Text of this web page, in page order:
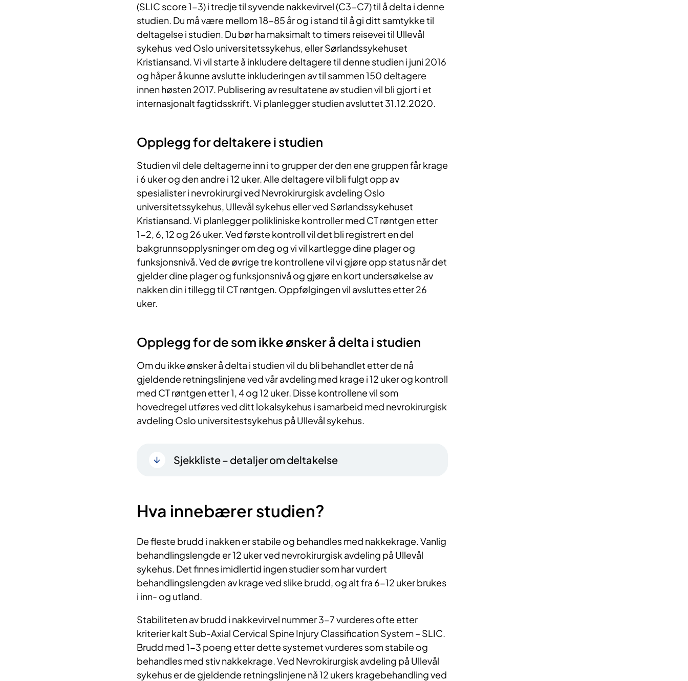
(SLIC score 1-3) i tredje til syvende nakkevirvel (C3-C7) til å delta i denne
studien. Du må være mellom 18-85 år og i stand til å gi ditt samtykke til
deltagelse i studien. Du bør ha maksimalt to timers reisevei til Ullevål
sykehus ved Oslo universitetssykehus, eller Sørlandssykehuset
Kristiansand. Vi vil starte å inkludere deltagere til denne studien i juni 2016
og håper å kunne avslutte inkluderingen av til sammen 150 deltagere
innen høsten 2017. Publisering av resultatene av studien vil bli gjort i et
internasjonalt fagtidsskrift. Vi planlegger studien avsluttet 31.12.2020.
Opplegg for deltakere i studien
Studien vil dele deltagerne inn i to grupper der den ene gruppen får krage
i 6 uker og den andre i 12 uker. Alle deltagere vil bli fulgt opp av
spesialister i nevrokirurgi ved Nevrokirurgisk avdeling Oslo
universitetssykehus, Ullevål sykehus eller ved Sørlandssykehuset
Kristiansand. Vi planlegger polikliniske kontroller med CT røntgen etter
1-2, 6, 12 og 26 uker. Ved første kontroll vil det bli registrert en del
bakgrunnsopplysninger om deg og vi vil kartlegge dine plager og
funksjonsnivå. Ved de øvrige tre kontrollene vil vi gjøre opp status når det
gjelder dine plager og funksjonsnivå og gjøre en kort undersøkelse av
nakken din i tillegg til CT røntgen. Oppfølgingen vil avsluttes etter 26
uker.
Opplegg for de som ikke ønsker å delta i studien
Om du ikke ønsker å delta i studien vil du bli behandlet etter de nå
gjeldende retningslinjene ved vår avdeling med krage i 12 uker og kontroll
med CT røntgen etter 1, 4 og 12 uker. Disse kontrollene vil som
hovedregel utføres ved ditt lokalsykehus i samarbeid med nevrokirurgisk
avdeling Oslo universitestsykehus på Ullevål sykehus.
Sjekkliste – detaljer om deltakelse
Hva innebærer studien?
De fleste brudd i nakken er stabile og behandles med nakkekrage. Vanlig
behandlingslengde er 12 uker ved nevrokirurgisk avdeling på Ullevål
sykehus. Det finnes imidlertid ingen studier som har vurdert
behandlingslengden av krage ved slike brudd, og alt fra 6-12 uker brukes
i inn- og utland.
Stabiliteten av brudd i nakkevirvel nummer 3-7 vurderes ofte etter
kriterier kalt Sub-Axial Cervical Spine Injury Classification System – SLIC.
Brudd med 1-3 poeng etter dette systemet vurderes som stabile og
behandles med stiv nakkekrage. Ved Nevrokirurgisk avdeling på Ullevål
sykehus er de gjeldende retningslinjene nå 12 ukers kragebehandling ved